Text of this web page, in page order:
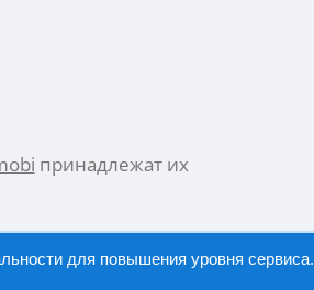
принадлежат их
для повышения уровня сервиса.